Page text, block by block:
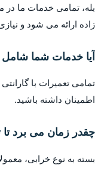
بله، تمامی خدمات ما
زاده ارائه می شود و
آیا خدمات شما
تمامی تعمیرات با
اطمینان داشته باشید.
چقدر زمان می برد تا
بسته به نوع خرابی،